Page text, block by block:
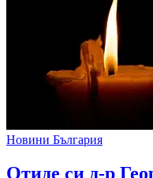
Новини България
Отиде си д-р